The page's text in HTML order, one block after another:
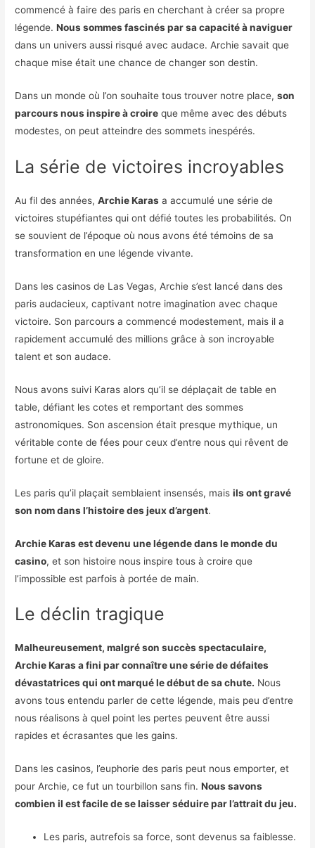
commencé à faire des paris en cherchant à créer sa propre
légende.Nous sommes fascinés par sa capacité à naviguer
dans un univers aussi risqué avec audace. Archie savait que
chaque mise était une chance de changer son destin.
Dans un monde où l’on souhaite tous trouver notre place,son
parcours nous inspire à croire que même avec des débuts
modestes, on peut atteindre des sommets inespérés.
La série de victoires incroyables
Au fil des années,Archie Karas a accumulé une série de
victoires stupéfiantes qui ont défié toutes les probabilités. On
se souvient de l’époque où nous avons été témoins de sa
transformation en une légende vivante.
Dans les casinos de Las Vegas, Archie s’est lancé dans des
paris audacieux, captivant notre imagination avec chaque
victoire. Son parcours a commencé modestement, mais il a
rapidement accumulé des millions grâce à son incroyable
talent et son audace.
Nous avons suivi Karas alors qu’il se déplaçait de table en
table, défiant les cotes et remportant des sommes
astronomiques. Son ascension était presque mythique, un
véritable conte de fées pour ceux d’entre nous qui rêvent de
fortune et de gloire.
Les paris qu’il plaçait semblaient insensés, maisils ont gravé
son nom dans l’histoire des jeux d’argent.
Archie Karas est devenu une légende dans le monde du
casino, et son histoire nous inspire tous à croire que
l’impossible est parfois à portée de main.
Le déclin tragique
Malheureusement, malgré son succès spectaculaire,
Archie Karas a fini par connaître une série de défaites
dévastatrices qui ont marqué le début de sa chute. Nous
avons tous entendu parler de cette légende, mais peu d’entre
nous réalisons à quel point les pertes peuvent être aussi
rapides et écrasantes que les gains.
Dans les casinos, l’euphorie des paris peut nous emporter, et
pour Archie, ce fut un tourbillon sans fin.Nous savons
combien il est facile de se laisser séduire par l’attrait du jeu.
Les paris, autrefois sa force, sont devenus sa faiblesse.